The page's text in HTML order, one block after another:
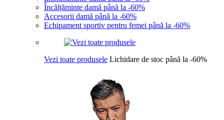
Încălțăminte damă până la -60%
Accesorii damă până la -60%
Echipament sportiv pentru femei până la -60%
Vezi toate produsele Lichidare de stoc până la -60%